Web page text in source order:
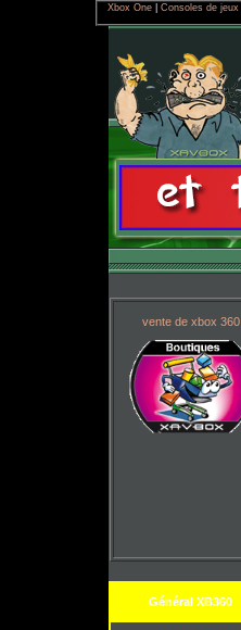
Xbox One Consoles de jeux
vente de xbox 360
Général XB360